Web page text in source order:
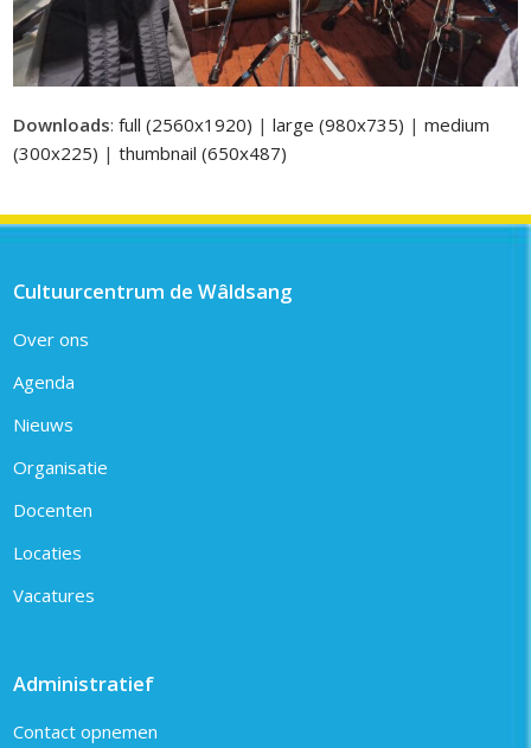
Downloads:full (2560x1920) |large (980x735) |medium
(300x225) |thumbnail (650x487)
Cultuurcentrum de Wâldsang
Over ons
Agenda
Nieuws
Organisatie
Docenten
Locaties
Vacatures
Administratief
Contact opnemen